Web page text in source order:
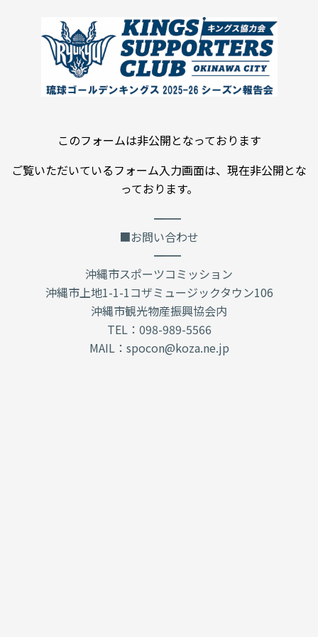
このフォームは非公開となっております
ご覧いただいているフォーム入力画面は、現在非公開とな
っております。
――――――――――――――――
■お問い合わせ
――――――――――――――――
沖縄市スポーツコミッション
沖縄市上地1-1-1コザミュージックタウン106
沖縄市観光物産振興協会内
TEL：098-989-5566
MAIL：spocon@koza.ne.jp